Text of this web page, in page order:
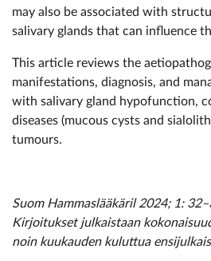
may also be associated with
salivary glands that can influence
This article reviews the
manifestations, diagnosis, and
with salivary gland hypofunction,
diseases (mucous cysts and
tumours.
Suom Hammaslääkäril 2024; 1:
Kirjoitukset julkaistaan
noin kuukauden kuluttua